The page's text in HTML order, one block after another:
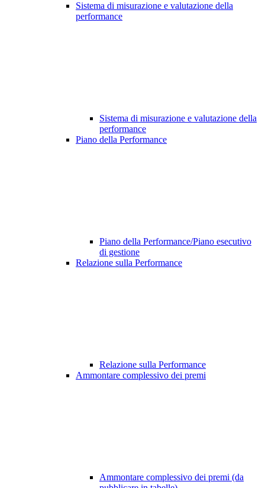
Sistema di misurazione e valutazione della
performance
Sistema di misurazione e valutazione della
performance
Piano della Performance
Piano della Performance/Piano esecutivo
di gestione
Relazione sulla Performance
Relazione sulla Performance
Ammontare complessivo dei premi
Ammontare complessivo dei premi (da